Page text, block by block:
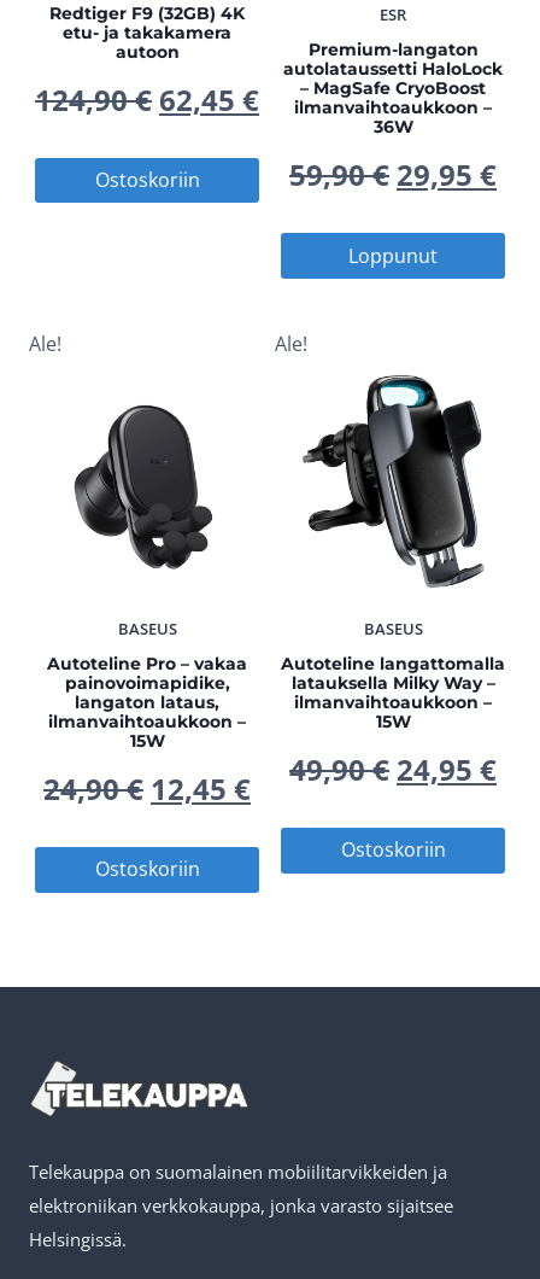
Redtiger F9 (32GB) 4K
etu- ja takakamera
autoon
124,90€Alkuperäinen
hinta
oli:
124,90 €.
62,45 €Nykyinen
hinta
on:
62,45 €.
Ostoskoriin
Arvostelu
tuotteesta:
5.00
/ 5
ESR
Premium-langaton
autolataussetti HaloLock
– MagSafe CryoBoost
ilmanvaihtoaukkoon –
36W
59,90€
hinta
oli:
29,95 €
on:
Loppunut
Ale!
BASEUS
Autoteline Pro – vakaa
painovoimapidike,
langaton lataus,
ilmanvaihtoaukkoon –
15W
24,90€ Alkuperäinen
hinta
oli:
12,45 €Nykyinen
hinta
on:
Ostoskoriin
Ale!
BASEUS
Autoteline langattomalla
latauksella Milky Way –
ilmanvaihtoaukkoon –
15W
49,90€
hinta
oli:
24,95 €
on:
Ostoskoriin
Telekauppa on suomalainen mobiilitarvikkeiden ja
elektroniikan verkkokauppa, jonka varasto sijaitsee
Helsingissä.